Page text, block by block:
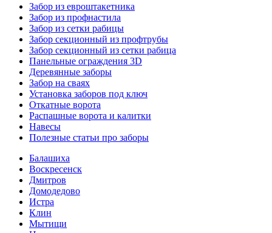
Забор из евроштакетника
Забор из профнастила
Забор из сетки рабицы
Забор секционный из профтрубы
Забор секционный из сетки рабица
Панельные ограждения 3D
Деревянные заборы
Забор на сваях
Установка заборов под ключ
Откатные ворота
Распашные ворота и калитки
Навесы
Полезные статьи про заборы
Балашиха
Воскресенск
Дмитров
Домодедово
Истра
Клин
Мытищи